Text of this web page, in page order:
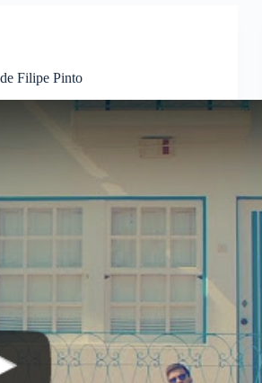
Filipe Pinto